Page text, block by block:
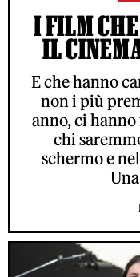
I FILM
IL
E che hanno
non i più
anno, ci
chi
schermo e